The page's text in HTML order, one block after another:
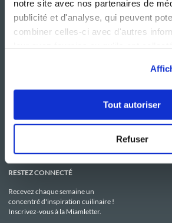
notre site avec nos partenaires de
publicité et d'analyse, qui peuvent
combiner celles-ci avec d'autres
Tout autoriser
Refuser
Le Mag'
Boutique
C.G.U
Politique de
Utilisation
RESTEZ CONNECTÉ
Recevez chaque semaine un
concentré d'inspiration cuilinaire !
Inscrivez-vous à la Miamletter.